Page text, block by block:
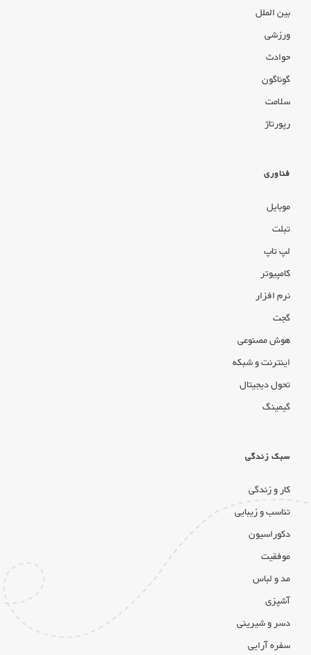
بین الملل
ورزشی
حوادث
گوناگون
سلامت
رپورتاژ
فناوری
موبایل
تبلت
لپ تاپ
کامپیوتر
نرم افزار
گجت
هوش مصنوعی
اینترنت و شبکه
تحول دیجیتال
گیمینگ
سبک زندگی
کار و زندگی
تناسب و زیبایی
دکوراسیون
موفقیت
مد و لباس
آشپزی
دسر و شیرینی
سفره آرایی